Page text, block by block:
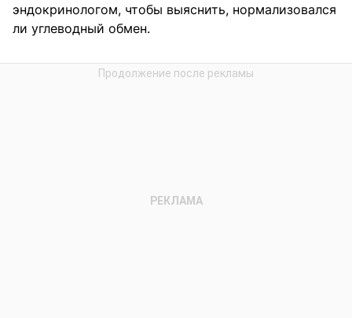
эндокринологом, чтобы выяснить, нормализовался
ли углеводный обмен.